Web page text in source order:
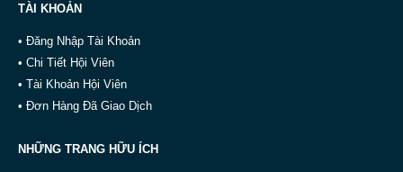
TÀI KHOẢN
• Đăng Nhập Tài Khoản
• Chi Tiết Hội Viên
• Tài Khoản Hội Viên
• Đơn Hàng Đã Giao Dịch
NHỮNG TRANG HỮU ÍCH